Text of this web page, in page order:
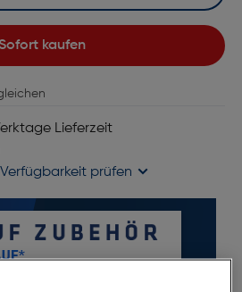
kaufen
Lieferzeit
Verfügbarkeit prüfen